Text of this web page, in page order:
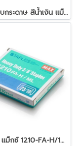
เครื่องเย็บกระดาษ สีน้ำเงิน แม็กซ์ HD-50
ลวดเย็บ แม็กซ์ 1210-FA-H/1213/1215/1217